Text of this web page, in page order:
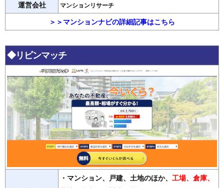
運営会社 マンションリサーチ
＞＞マンションナビの詳細記事はこちら
◆リビンマッチ
・マンション、戸建、土地のほか、 工場、倉庫、